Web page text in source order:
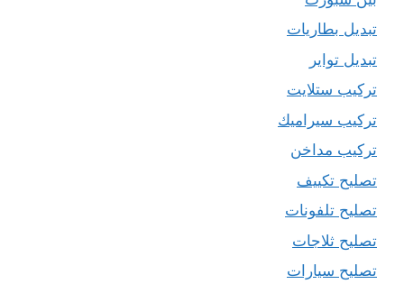
تبديل بطاريات
تبديل تواير
تركيب ستلايت
تركيب سيراميك
تركيب مداخن
تصليح تكييف
تصليح تلفونات
تصليح ثلاجات
تصليح سيارات